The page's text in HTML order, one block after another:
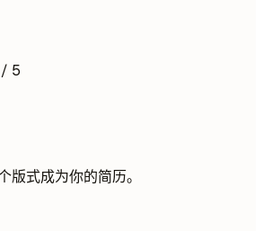
/ 5
版式成为你的简历。